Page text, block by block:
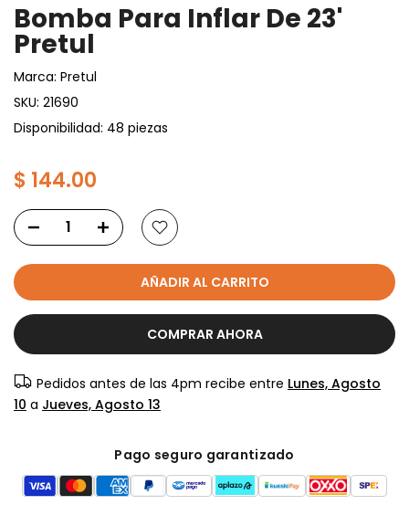
Bomba Para Inflar De 23'
Pretul
Marca: Pretul
SKU: 21690
Disponibilidad: 48 piezas
$ 144.00
AÑADIR AL CARRITO
COMPRAR AHORA
Pedidos antes de las 4pm recibe entre Lunes, Agosto
10 a Jueves, Agosto 13
Pago seguro garantizado